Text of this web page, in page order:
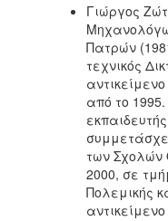
Γιώργος
Πατρών
τεχνικός
από το
των Σχολών
2000, σε
Πολεμικής